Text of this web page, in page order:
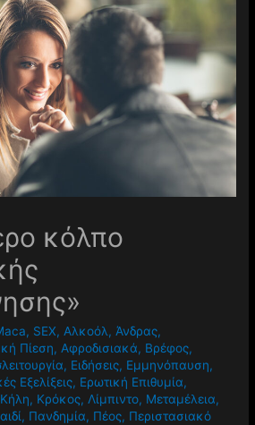
κόλπο
, SEX, Αλκοόλ, Άνδρας,
Πίεση, Αφροδισιακά, Βρέφος,
, Ειδήσεις, Εμμηνόπαυση,
Εξελίξεις, Ερωτική Επιθυμία,
Κήλη, Κρόκος, Λίμπιντο, Μεταμέλεια,
, Πανδημία, Πέος, Περιστασιακό